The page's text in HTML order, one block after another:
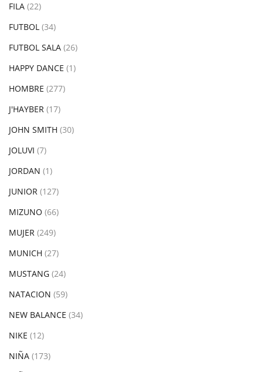
FILA (22)
FUTBOL (34)
FUTBOL SALA (26)
HAPPY DANCE (1)
HOMBRE (277)
J'HAYBER (17)
JOHN SMITH (30)
JOLUVI (7)
JORDAN (1)
JUNIOR (127)
MIZUNO (66)
MUJER (249)
MUNICH (27)
MUSTANG (24)
NATACION (59)
NEW BALANCE (34)
NIKE (12)
NIÑA (173)